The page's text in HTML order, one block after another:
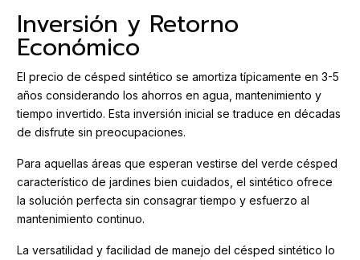
Inversión y Retorno
Económico
El precio de césped sintético se amortiza típicamente en 3-5
años considerando los ahorros en agua, mantenimiento y
tiempo invertido. Esta inversión inicial se traduce en décadas
de disfrute sin preocupaciones.
Para aquellas áreas que esperan vestirse del verde césped
característico de jardines bien cuidados, el sintético ofrece
la solución perfecta sin consagrar tiempo y esfuerzo al
mantenimiento continuo.
La versatilidad y facilidad de manejo del césped sintético lo